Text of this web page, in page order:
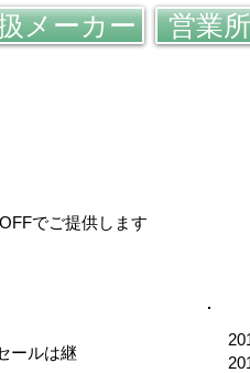
メーカー 営業
でご提供します
ールは継